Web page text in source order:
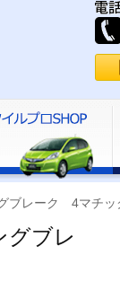
ブレーク 4マチ
ブレ